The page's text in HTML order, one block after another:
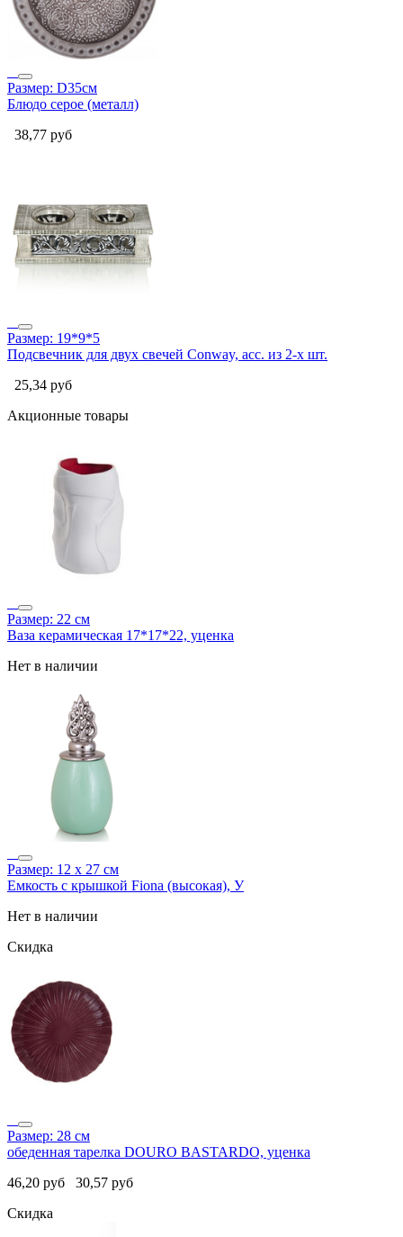
Размер: D35см
Блюдо серое (металл)
38,77 руб
Размер: 19*9*5
Подсвечник для двух свечей Conway, асс. из 2-х шт.
25,34 руб
Акционные товары
Размер: 22 см
Ваза керамическая 17*17*22, уценка
Нет в наличии
Размер: 12 х 27 см
Емкость с крышкой Fiona (высокая), У
Нет в наличии
Скидка
Размер: 28 см
обеденная тарелка DOURO BASTARDO, уценка
46,20 руб 30,57 руб
Скидка